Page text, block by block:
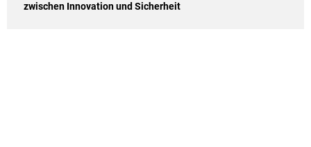
zwischen Innovation und Sicherheit